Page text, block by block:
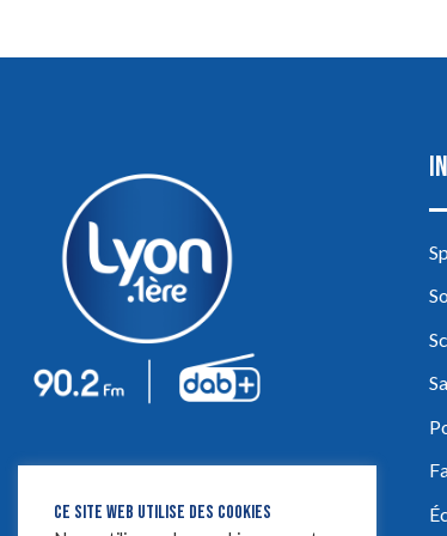
CE SITE WEB UTILISE DES COOKIES